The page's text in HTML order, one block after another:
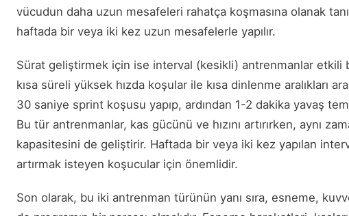
vücudun daha uzun mesafeleri rahatça koşmasına olanak
haftada bir veya iki kez uzun mesafelerle yapılır.
Sürat geliştirmek için ise interval (kesikli) antrenmanlar etkili
kısa süreli yüksek hızda koşular ile kısa dinlenme aralıkları
30 saniye sprint koşusu yapıp, ardından 1-2 dakika yavaş
Bu tür antrenmanlar, kas gücünü ve hızını artırırken, aynı
kapasitesini de geliştirir. Haftada bir veya iki kez yapılan
artırmak isteyen koşucular için önemlidir.
Son olarak, bu iki antrenman türünün yanı sıra, esneme,